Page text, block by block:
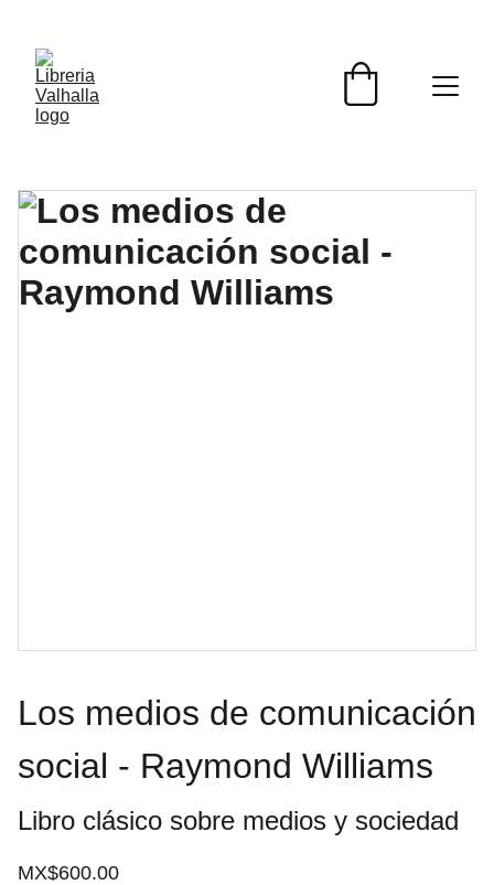
Los medios de comunicación
social - Raymond Williams
Libro clásico sobre medios y sociedad
MX$600.00